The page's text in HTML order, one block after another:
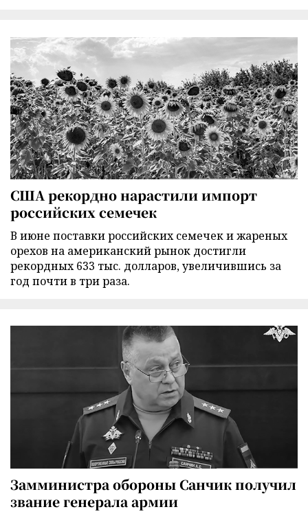
США рекордно нарастили импорт
российских семечек
В июне поставки российских семечек и жареных
орехов на американский рынок достигли
рекордных 633 тыс. долларов, увеличившись за
год почти в три раза.
Замминистра обороны Санчик получил
звание генерала армии